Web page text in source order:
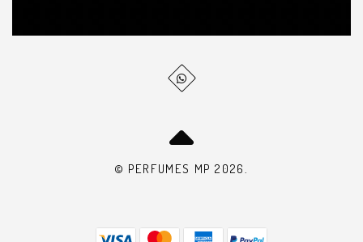
© PERFUMES MP 2026.